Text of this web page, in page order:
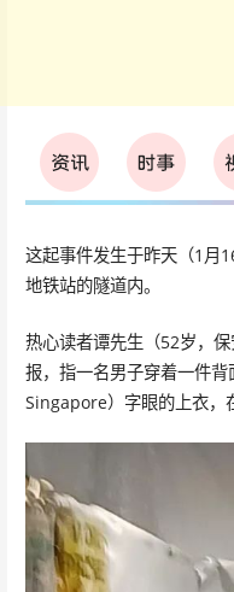
这起事件发生于昨天（1月
地铁站的隧道内。
热心读者谭先生（52岁，
报，指一名男子穿着一件背
Singapore）字眼的上衣，